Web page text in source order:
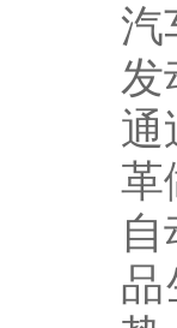
汽
发
通
革
品